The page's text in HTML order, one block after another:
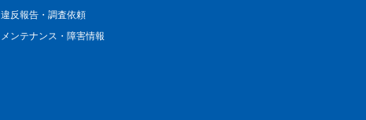
違反報告・調査依頼
メンテナンス・障害情報